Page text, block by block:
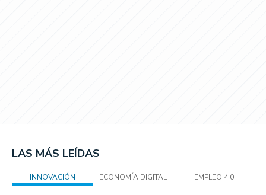
LAS MÁS LEÍDAS
INNOVACIÓN ECONOMÍA DIGITAL EMPLEO 4.0